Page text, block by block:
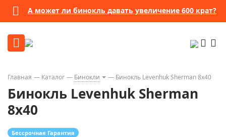
А может ли бинокль давать увеличение 600 крат?
Главная Каталог Бинокли Бинокль Levenhuk Sherman 8x40
Бинокль Levenhuk Sherman
8x40
Бессрочная Гарантия